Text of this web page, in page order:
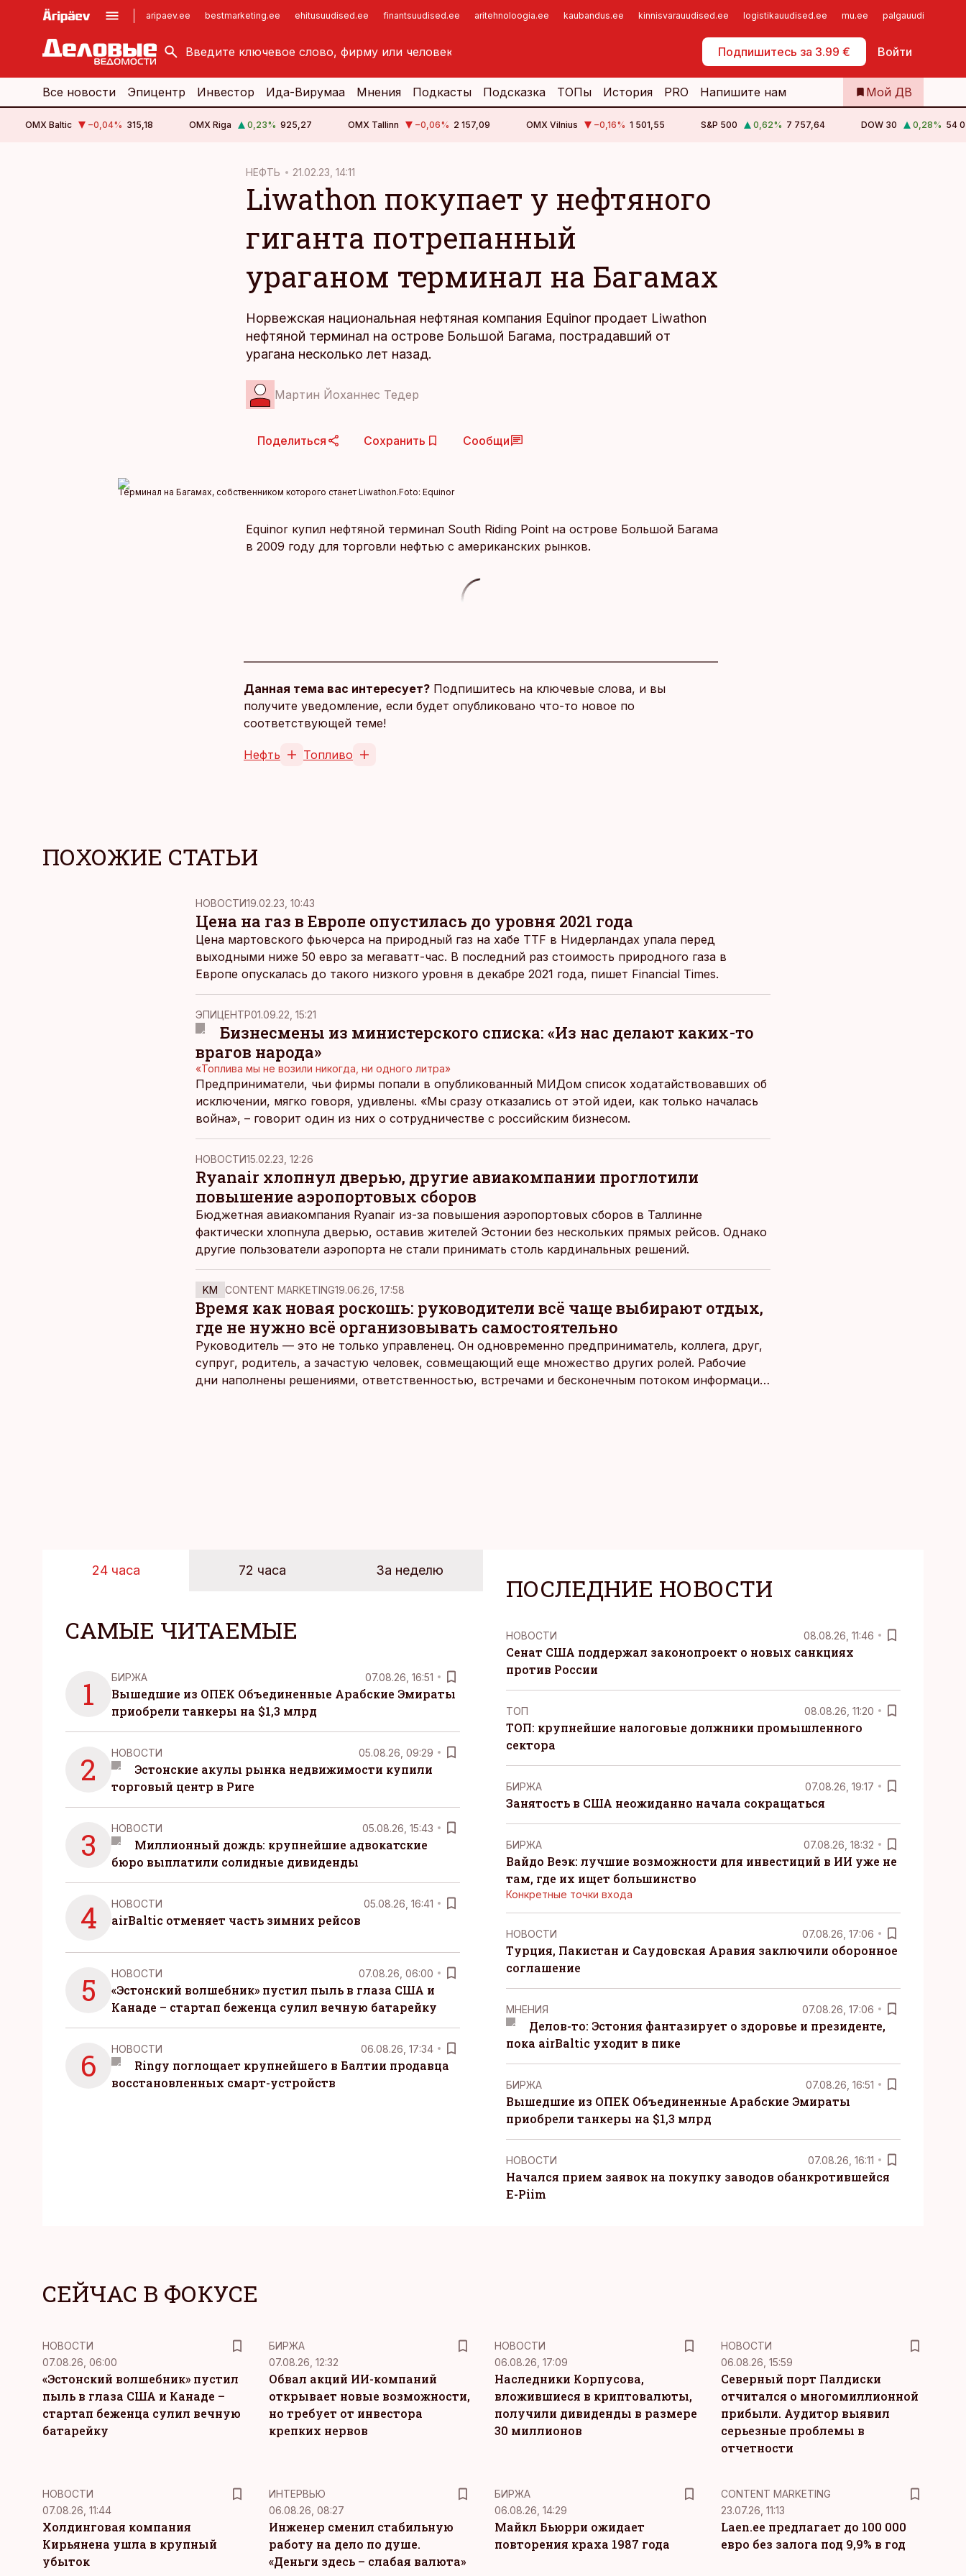
aripaev.ee bestmarketing.ee ehitusuudised.ee finantsuudised.ee aritehnoloogia.ee kaubandus.ee kinnisvarauudised.ee logistikauudised.ee mu.ee palgauudised.ee
Подпишитесь за 3.99 € Войти
kinnisvarauudised.ee
logistikauudised.ee
imelineajalugu.ee
Самообслуживание
Все новости Эпицентр Инвестор Ида-Вирумаа Мнения Подкасты Подсказка ТОПы История PRO Напишите нам Мой ДВ
OMX Baltic −0,04% 315,18 OMX Riga 0,23% 925,27 OMX Tallinn −0,06% 2 157,09 OMX Vilnius −0,16% 1 501,55 S&P 500 0,62% 7 757,64 DOW 30 0,28% 54
НЕФТЬ 21.02.23, 14:11
Liwathon покупает у нефтяного
гиганта потрепанный
ураганом терминал на Багамах
Норвежская национальная нефтяная компания Equinor продает Liwathon
нефтяной терминал на острове Большой Багама, пострадавший от
урагана несколько лет назад.
Мартин Йоханнес Тедер
Поделиться Сохранить Сообщи
Терминал на Багамах, собственником которого станет Liwathon.Foto: Equinor
Equinor купил нефтяной терминал South Riding Point на острове Большой Багама
в 2009 году для торговли нефтью с американских рынков.
Данная тема вас интересует? Подпишитесь на ключевые слова, и вы
получите уведомление, если будет опубликовано что-то новое по
соответствующей теме!
Нефть Топливо
ПОХОЖИЕ СТАТЬИ
НОВОСТИ19.02.23, 10:43
Цена на газ в Европе опустилась до уровня 2021 года
Цена мартовского фьючерса на природный газ на хабе TTF в Нидерландах упала перед
выходными ниже 50 евро за мегаватт-час. В последний раз стоимость природного газа в
Европе опускалась до такого низкого уровня в декабре 2021 года, пишет Financial Times.
ЭПИЦЕНТР01.09.22, 15:21
Бизнесмены из министерского списка: «Из нас делают каких-то
врагов народа»
«Топлива мы не возили никогда, ни одного литра»
Предприниматели, чьи фирмы попали в опубликованный МИДом список ходатайствовавших об
исключении, мягко говоря, удивлены. «Мы сразу отказались от этой идеи, как только началась
война», – говорит один из них о сотрудничестве с российским бизнесом.
НОВОСТИ15.02.23, 12:26
Ryanair хлопнул дверью, другие авиакомпании проглотили
повышение аэропортовых сборов
Бюджетная авиакомпания Ryanair из-за повышения аэропортовых сборов в Таллинне
фактически хлопнула дверью, оставив жителей Эстонии без нескольких прямых рейсов. Однако
другие пользователи аэропорта не стали принимать столь кардинальных решений.
KM CONTENT MARKETING19.06.26, 17:58
Время как новая роскошь: руководители всё чаще выбирают отдых,
где не нужно всё организовывать самостоятельно
Руководитель — это не только управленец. Он одновременно предприниматель, коллега, друг,
супруг, родитель, а зачастую человек, совмещающий еще множество других ролей. Рабочие
дни наполнены решениями, ответственностью, встречами и бесконечным потоком информации,
24 часа 72 часа За неделю
САМЫЕ ЧИТАЕМЫЕ
1 БИРЖА 07.08.26, 16:51
Вышедшие из ОПЕК Объединенные Арабские Эмираты
приобрели танкеры на $1,3 млрд
2 НОВОСТИ 05.08.26, 09:29
Эстонские акулы рынка недвижимости купили
торговый центр в Риге
3 НОВОСТИ 05.08.26, 15:43
Миллионный дождь: крупнейшие адвокатские
бюро выплатили солидные дивиденды
4 НОВОСТИ 05.08.26, 16:41
airBaltic отменяет часть зимних рейсов
5 НОВОСТИ 07.08.26, 06:00
«Эстонский волшебник» пустил пыль в глаза США и
Канаде – стартап беженца сулил вечную батарейку
6 НОВОСТИ 06.08.26, 17:34
Ringy поглощает крупнейшего в Балтии продавца
восстановленных смарт-устройств
ПОСЛЕДНИЕ НОВОСТИ
НОВОСТИ 08.08.26, 11:46
Сенат США поддержал законопроект о новых санкциях
против России
ТОП 08.08.26, 11:20
ТОП: крупнейшие налоговые должники промышленного
сектора
БИРЖА 07.08.26, 19:17
Занятость в США неожиданно начала сокращаться
БИРЖА 07.08.26, 18:32
Вайдо Веэк: лучшие возможности для инвестиций в ИИ уже не
там, где их ищет большинство
Конкретные точки входа
НОВОСТИ 07.08.26, 17:06
Турция, Пакистан и Саудовская Аравия заключили оборонное
соглашение
MНЕНИЯ 07.08.26, 17:06
Делов-то: Эстония фантазирует о здоровье и президенте,
пока airBaltic уходит в пике
БИРЖА 07.08.26, 16:51
Вышедшие из ОПЕК Объединенные Арабские Эмираты
приобрели танкеры на $1,3 млрд
НОВОСТИ 07.08.26, 16:11
Начался прием заявок на покупку заводов обанкротившейся
E-Piim
СЕЙЧАС В ФОКУСЕ
НОВОСТИ
07.08.26, 06:00
«Эстонский волшебник» пустил
пыль в глаза США и Канаде –
стартап беженца сулил вечную
батарейку
БИРЖА
07.08.26, 12:32
Обвал акций ИИ-компаний
открывает новые возможности,
но требует от инвестора
крепких нервов
НОВОСТИ
06.08.26, 17:09
Наследники Корпусова,
вложившиеся в криптовалюты,
получили дивиденды в размере
30 миллионов
НОВОСТИ
06.08.26, 15:59
Северный порт Палдиски
отчитался о многомиллионной
прибыли. Аудитор выявил
серьезные проблемы в
отчетности
НОВОСТИ
07.08.26, 11:44
Холдинговая компания
Кирьянена ушла в крупный
убыток
ИНТЕРВЬЮ
06.08.26, 08:27
Инженер сменил стабильную
работу на дело по душе.
«Деньги здесь – слабая валюта»
БИРЖА
06.08.26, 14:29
Майкл Бьюрри ожидает
повторения краха 1987 года
KM
CONTENT MARKETING
23.07.26, 11:13
Laen.ee предлагает до 100 000
евро без залога под 9,9% в год